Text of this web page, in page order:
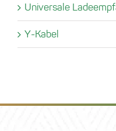
Universale
Y-Kabel